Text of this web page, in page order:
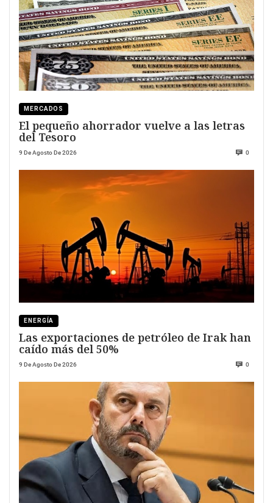
MERCADOS
El pequeño ahorrador vuelve a las letras
del Tesoro
9 De Agosto De 2026 0
ENERGÍA
Las exportaciones de petróleo de Irak han
caído más del 50%
9 De Agosto De 2026 0